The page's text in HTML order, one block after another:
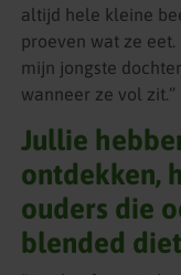
altijd hele kleine
proeven wat ze
mijn jongste
wanneer ze vol zit.”
Jullie
ontdekken,
ouders die
blended